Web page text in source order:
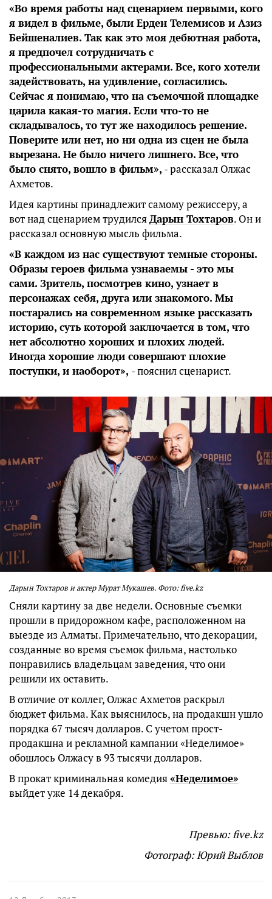
«Во время работы над сценарием первыми, кого
я видел в фильме, были Ерден Телемисов и Азиз
Бейшеналиев. Так как это моя дебютная работа,
я предпочел сотрудничать с
профессиональными актерами. Все, кого хотели
задействовать, на удивление, согласились.
Сейчас я понимаю, что на съемочной площадке
царила какая-то магия. Если что-то не
складывалось, то тут же находилось решение.
Поверите или нет, но ни одна из сцен не была
вырезана. Не было ничего лишнего. Все, что
было снято, вошло в фильм», - рассказал Олжас
Ахметов.
Идея картины принадлежит самому режиссеру, а
вот над сценарием трудилсяДарын Тохтаров. Он и
рассказал основную мысль фильма.
«В каждом из нас существуют темные стороны.
Образы героев фильма узнаваемы - это мы
сами. Зритель, посмотрев кино, узнает в
персонажах себя, друга или знакомого. Мы
постарались на современном языке рассказать
историю, суть которой заключается в том, что
нет абсолютно хороших и плохих людей.
Иногда хорошие люди совершают плохие
поступки, и наоборот», - пояснил сценарист.
Дарын Тохтаров и актер Мурат Мукашев. Фото: five.kz
Сняли картину за две недели. Основные съемки
прошли в придорожном кафе, расположенном на
выезде из Алматы. Примечательно, что декорации,
созданные во время съемок фильма, настолько
понравились владельцам заведения, что они
решили их оставить.
В отличие от коллег, Олжас Ахметов раскрыл
бюджет фильма. Как выяснилось, на продакшн ушло
порядка 67 тысяч долларов. С учетом прост-
продакшна и рекламной кампании «Неделимое»
обошлось Олжасу в 93 тысячи долларов.
В прокат криминальная комедия«Неделимое»
выйдет уже 14 декабря.
Превью: five.kz
Фотограф: Юрий Выблов